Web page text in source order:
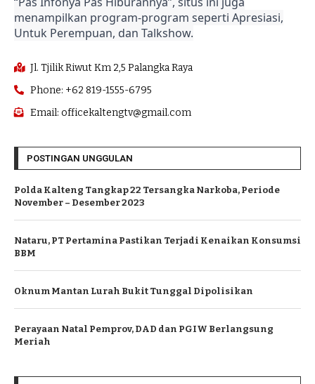
menampilkan program-program seperti Apresiasi,
Untuk Perempuan, dan Talkshow.
Jl. Tjilik Riwut Km 2,5 Palangka Raya
Phone: +62 819-1555-6795
Email: officekaltengtv@gmail.com
POSTINGAN UNGGULAN
Polda Kalteng Tangkap 22 Tersangka Narkoba, Periode
November – Desember 2023
Nataru, PT Pertamina Pastikan Terjadi Kenaikan Konsumsi
BBM
Oknum Mantan Lurah Bukit Tunggal Dipolisikan
Perayaan Natal Pemprov, DAD dan PGIW Berlangsung
Meriah